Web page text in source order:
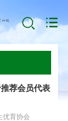
荐会员代表
育协会